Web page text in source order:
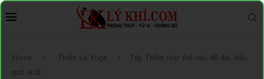
Home Thiền và Yoga
Tập Thiền như thế nào để đạt hiệu
quả nhất